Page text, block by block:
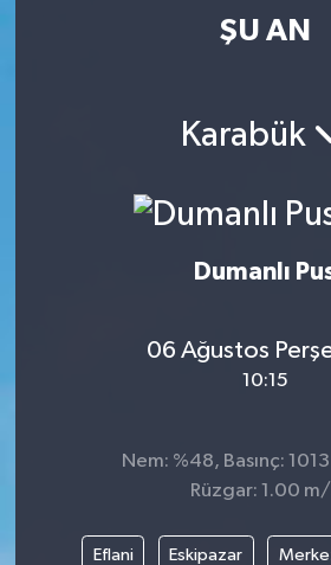
ŞU AN
Karabük
Dumanlı
06 Ağustos
10:15
Nem: %48, Basınç:
Rüzgar: 1.00
Eflani Eskipazar